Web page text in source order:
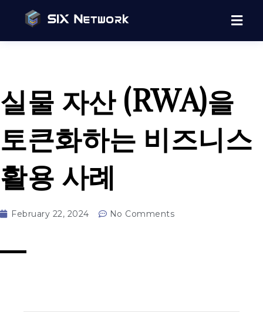
실물 자산 (RWA)을
토큰화하는 비즈니스
활용 사례
February 22, 2024 No Comments